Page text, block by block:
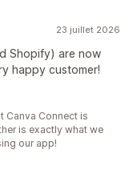
23 juillet 2026
Shopify) are now
happy customer!
Canva Connect is
is exactly what we
our app!